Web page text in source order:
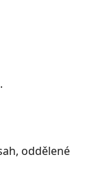
oddělené